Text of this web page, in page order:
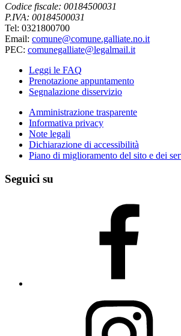
Codice fiscale: 00184500031
P.IVA: 00184500031
Tel: 0321800700
Email: comune@comune.galliate.no.it
PEC: comunegalliate@legalmail.it
Leggi le FAQ
Prenotazione appuntamento
Segnalazione disservizio
Amministrazione trasparente
Informativa privacy
Note legali
Dichiarazione di accessibilità
Piano di miglioramento del sito e dei
Seguici su